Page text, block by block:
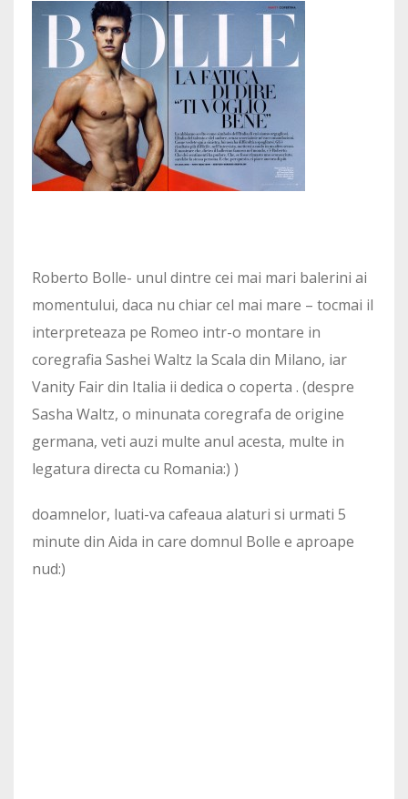
Roberto Bolle- unul dintre cei mai mari balerini ai
momentului, daca nu chiar cel mai mare – tocmai il
interpreteaza pe Romeo intr-o montare in
coregrafia Sashei Waltz la Scala din Milano, iar
Vanity Fair din Italia ii dedica o coperta . (despre
Sasha Waltz, o minunata coregrafa de origine
germana, veti auzi multe anul acesta, multe in
legatura directa cu Romania:) )
doamnelor, luati-va cafeaua alaturi si urmati 5
minute din Aida in care domnul Bolle e aproape
nud:)